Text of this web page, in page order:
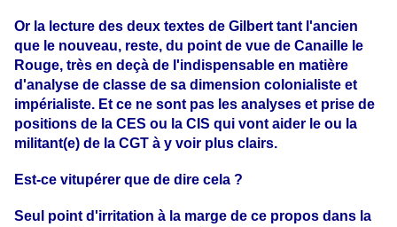
Or la lecture des deux textes de Gilbert tant l'ancien
que le nouveau, reste, du point de vue de Canaille le
Rouge, très en deçà de l'indispensable en matière
d'analyse de classe de sa dimension colonialiste et
impérialiste. Et ce ne sont pas les analyses et prise de
positions de la CES ou la CIS qui vont aider le ou la
militant(e) de la CGT à y voir plus clairs.
Est-ce vitupérer que de dire cela ?
Seul point d'irritation à la marge de ce propos dans la